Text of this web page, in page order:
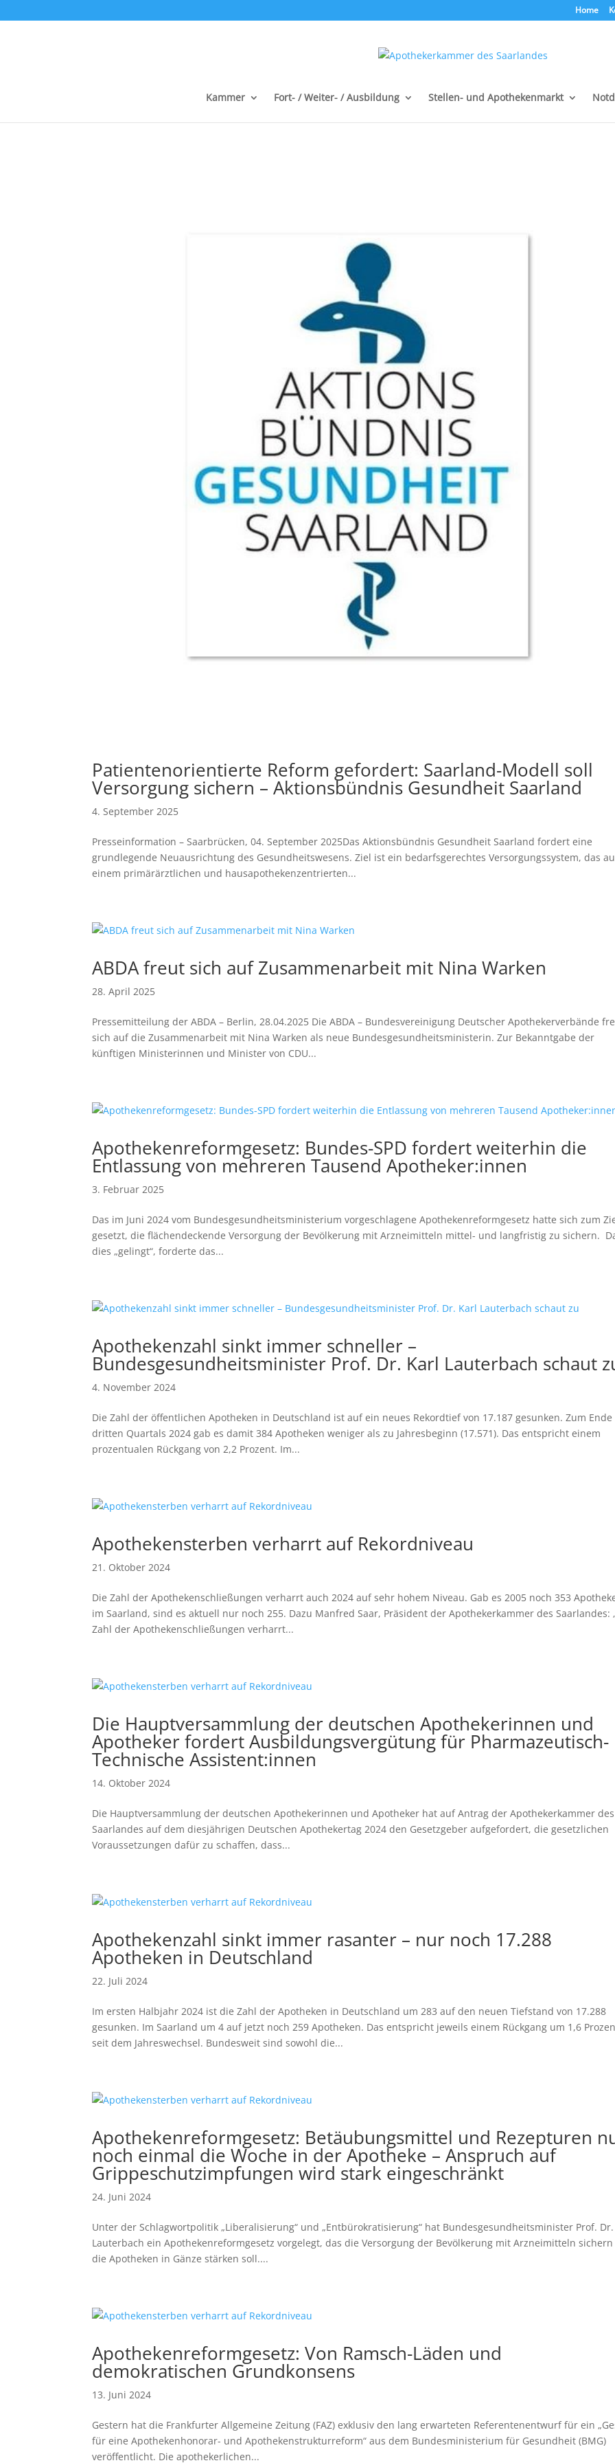
Home
Kammer Fort- / Weiter- / Ausbildung Stellen- und Apothekenmarkt
Patientenorientierte Reform gefordert: Saarland-Modell soll
Versorgung sichern – Aktionsbündnis Gesundheit Saarland
4. September 2025
Presseinformation – Saarbrücken, 04. September 2025Das Aktionsbündnis Gesundheit Saarland fordert eine
grundlegende Neuausrichtung des Gesundheitswesens. Ziel ist ein bedarfsgerechtes Versorgungssystem, das
einem primärärztlichen und hausapothekenzentrierten...
ABDA freut sich auf Zusammenarbeit mit Nina Warken
28. April 2025
Pressemitteilung der ABDA – Berlin, 28.04.2025 Die ABDA – Bundesvereinigung Deutscher Apothekerverbände
sich auf die Zusammenarbeit mit Nina Warken als neue Bundesgesundheitsministerin. Zur Bekanntgabe der
künftigen Ministerinnen und Minister von CDU...
Apothekenreformgesetz: Bundes-SPD fordert weiterhin die
Entlassung von mehreren Tausend Apotheker:innen
3. Februar 2025
Das im Juni 2024 vom Bundesgesundheitsministerium vorgeschlagene Apothekenreformgesetz hatte sich zum
gesetzt, die flächendeckende Versorgung der Bevölkerung mit Arzneimitteln mittel- und langfristig zu sichern.
dies „gelingt“, forderte das...
Apothekenzahl sinkt immer schneller –
Bundesgesundheitsminister Prof. Dr. Karl Lauterbach schaut
4. November 2024
Die Zahl der öffentlichen Apotheken in Deutschland ist auf ein neues Rekordtief von 17.187 gesunken. Zum Ende
dritten Quartals 2024 gab es damit 384 Apotheken weniger als zu Jahresbeginn (17.571). Das entspricht einem
prozentualen Rückgang von 2,2 Prozent. Im...
Apothekensterben verharrt auf Rekordniveau
21. Oktober 2024
Die Zahl der Apothekenschließungen verharrt auch 2024 auf sehr hohem Niveau. Gab es 2005 noch 353
im Saarland, sind es aktuell nur noch 255. Dazu Manfred Saar, Präsident der Apothekerkammer des Saarlandes:
Zahl der Apothekenschließungen verharrt...
Die Hauptversammlung der deutschen Apothekerinnen und
Apotheker fordert Ausbildungsvergütung für Pharmazeutisch-
Technische Assistent:innen
14. Oktober 2024
Die Hauptversammlung der deutschen Apothekerinnen und Apotheker hat auf Antrag der Apothekerkammer des
Saarlandes auf dem diesjährigen Deutschen Apothekertag 2024 den Gesetzgeber aufgefordert, die gesetzlichen
Voraussetzungen dafür zu schaffen, dass...
Apothekenzahl sinkt immer rasanter – nur noch 17.288
Apotheken in Deutschland
22. Juli 2024
Im ersten Halbjahr 2024 ist die Zahl der Apotheken in Deutschland um 283 auf den neuen Tiefstand von 17.288
gesunken. Im Saarland um 4 auf jetzt noch 259 Apotheken. Das entspricht jeweils einem Rückgang um 1,6
seit dem Jahreswechsel. Bundesweit sind sowohl die...
Apothekenreformgesetz: Betäubungsmittel und Rezepturen
noch einmal die Woche in der Apotheke – Anspruch auf
Grippeschutzimpfungen wird stark eingeschränkt
24. Juni 2024
Unter der Schlagwortpolitik „Liberalisierung“ und „Entbürokratisierung“ hat Bundesgesundheitsminister Prof.
Lauterbach ein Apothekenreformgesetz vorgelegt, das die Versorgung der Bevölkerung mit Arzneimitteln
die Apotheken in Gänze stärken soll....
Apothekenreformgesetz: Von Ramsch-Läden und
demokratischen Grundkonsens
13. Juni 2024
Gestern hat die Frankfurter Allgemeine Zeitung (FAZ) exklusiv den lang erwarteten Referentenentwurf für ein
für eine Apothekenhonorar- und Apothekenstrukturreform“ aus dem Bundesministerium für Gesundheit (BMG)
veröffentlicht. Die apothekerlichen...